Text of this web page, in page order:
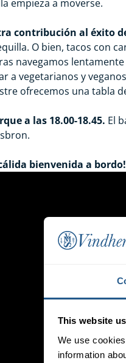
This website
We use
information
empieza a moverse.
contribución al éxito
O bien, tacos con
navegamos
a vegetarianos y
ofrecemos una tabla
a las 18.00-18.45. El
bienvenida a bordo!